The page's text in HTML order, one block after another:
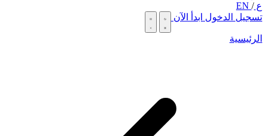
ع/
تسجيل الدخول ابدأ الآن
الرئيسية